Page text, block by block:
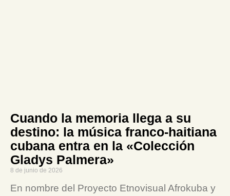
Cuando la memoria llega a su
destino: la música franco-haitiana
cubana entra en la «Colección
Gladys Palmera»
8 de junio de 2026
En nombre del Proyecto Etnovisual Afrokuba y